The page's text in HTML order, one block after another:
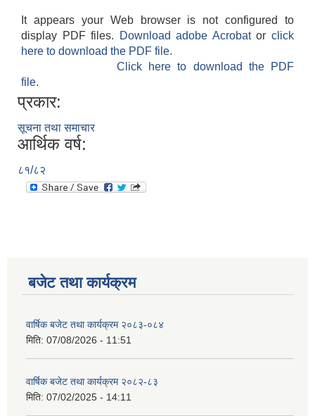
It appears your Web browser is not configured to
display PDF files.
Download adobe Acrobatorclick
here to download the PDF file.
Click here to download the PDF
file.
प्रकार:
सूचना तथा समाचार
आर्थिक वर्ष:
८१/८२
बजेट तथा कार्यक्रम
वार्षिक बजेट तथा कार्यक्रम २०८३-०८४
मिति: 07/08/2026 - 11:51
वार्षिक बजेट तथा कार्यक्रम २०८२-८३
मिति: 07/02/2025 - 14:11